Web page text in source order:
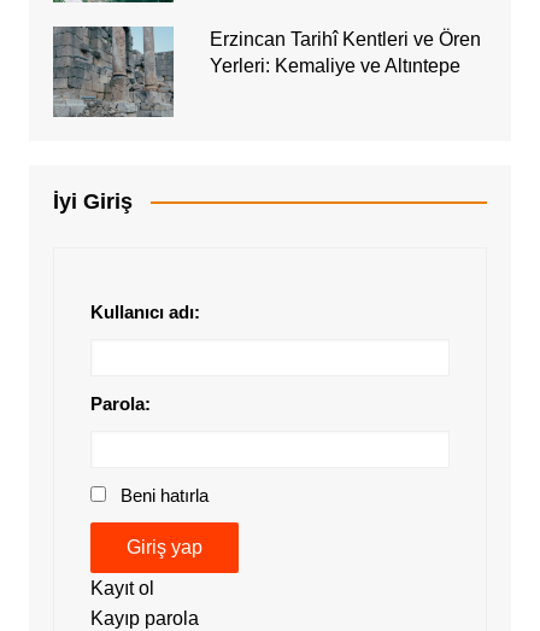
Erzincan Tarihî Kentleri ve Ören
Yerleri: Kemaliye ve Altıntepe
İyi Giriş
Kullanıcı adı:
Parola:
Beni hatırla
Giriş yap
Kayıt ol
Kayıp parola